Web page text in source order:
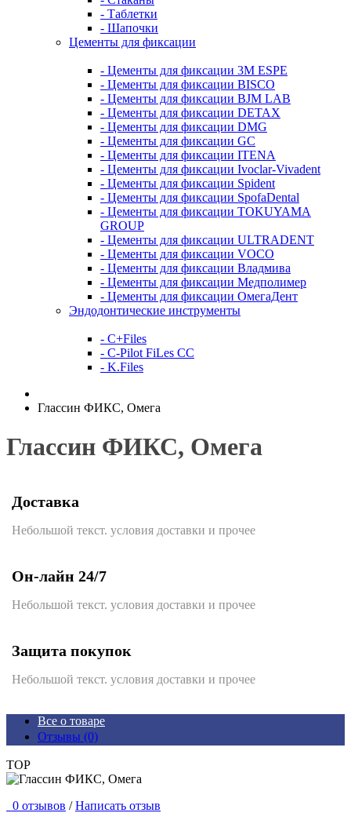
- Таблетки
- Шапочки
Цементы для фиксации
- Цементы для фиксации 3M ESPE
- Цементы для фиксации BISCO
- Цементы для фиксации BJM LAB
- Цементы для фиксации DETAX
- Цементы для фиксации DMG
- Цементы для фиксации GC
- Цементы для фиксации ITENA
- Цементы для фиксации Ivoclar-Vivadent
- Цементы для фиксации Spident
- Цементы для фиксации SpofaDental
- Цементы для фиксации TOKUYAMA
GROUP
- Цементы для фиксации ULTRADENT
- Цементы для фиксации VOCO
- Цементы для фиксации Владмива
- Цементы для фиксации Медполимер
- Цементы для фиксации ОмегаДент
Эндодонтические инструменты
- C+Files
- C-Pilot FiLes CC
- K.Files
Глассин ФИКС, Омега
Глассин ФИКС, Омега
Доставка
Небольшой текст. условия доставки и прочее
Он-лайн 24/7
Небольшой текст. условия доставки и прочее
Защита покупок
Небольшой текст. условия доставки и прочее
Все о товаре
Отзывы (0)
TOP
0 отзывов / Написать отзыв